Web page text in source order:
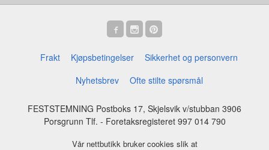
Frakt Kjøpsbetingelser
Sikkerhet og personvern
Nyhetsbrev
Ofte stilte spørsmål
FESTSTEMNING Postboks 17, Skjelsvik v/stubban 3906
Porsgrunn Tlf. - Foretaksregisteret 997 014 790
Vår nettbutikk bruker cookies slik at